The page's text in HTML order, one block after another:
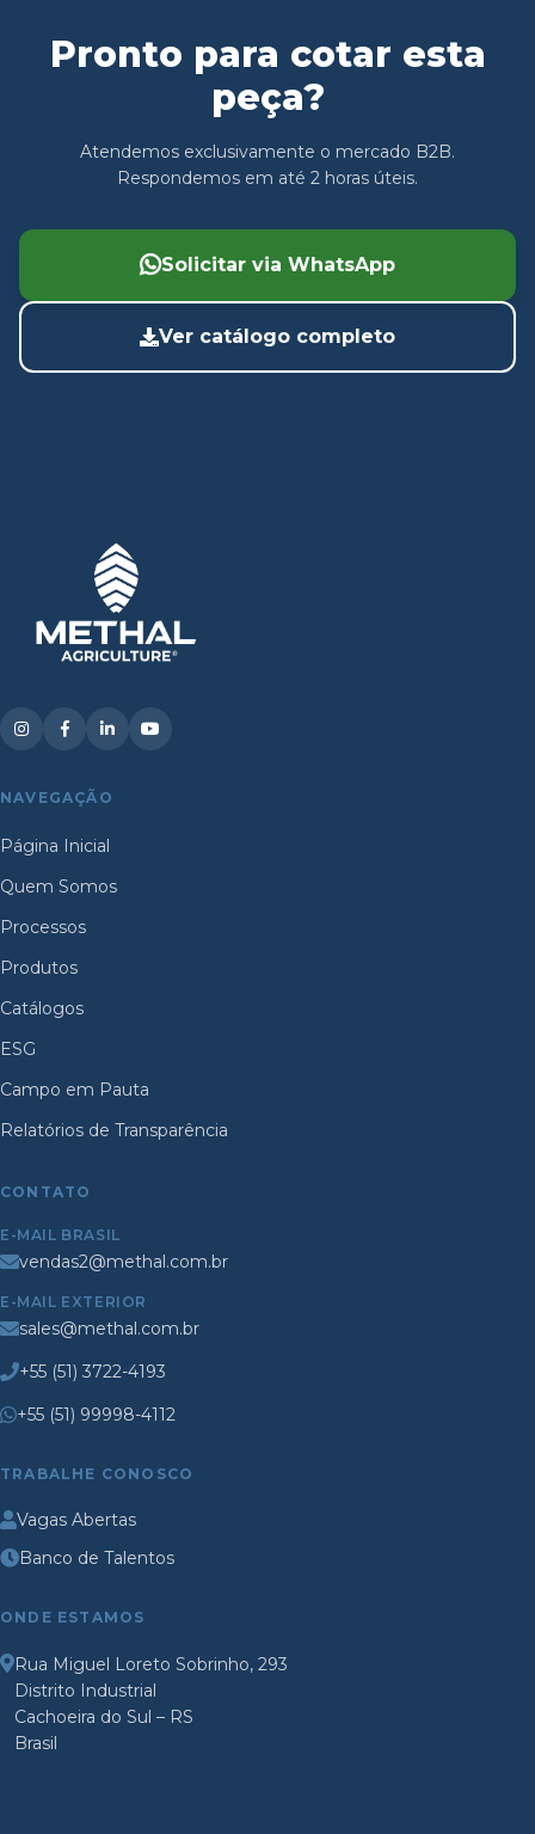
Pronto para cotar esta
peça?
Atendemos exclusivamente o mercado B2B.
Respondemos em até 2 horas úteis.
Solicitar via WhatsApp
Ver catálogo completo
NAVEGAÇÃO
Página Inicial
Quem Somos
Processos
Produtos
Catálogos
ESG
Campo em Pauta
Relatórios de Transparência
CONTATO
E-MAIL BRASIL
vendas2@methal.com.br
E-MAIL EXTERIOR
sales@methal.com.br
+55 (51) 3722-4193
+55 (51) 99998-4112
TRABALHE CONOSCO
Vagas Abertas
Banco de Talentos
ONDE ESTAMOS
Rua Miguel Loreto Sobrinho, 293
Distrito Industrial
Cachoeira do Sul – RS
Brasil